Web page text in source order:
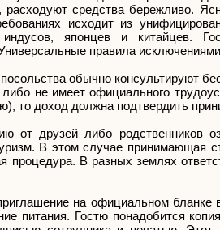
расходуют средства бережливо.
исходит из
японцев и китайцев.
правила
обычно консультируют
не имеет официального
то доход должна подтвердить
от друзей либо родственников
В этом случае принимающая
процедура. В разных землях
на официальном
питания. Гостю понадобится